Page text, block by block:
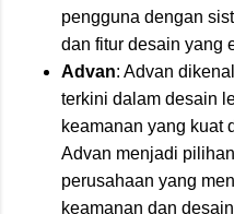
pengguna dengan
dan fitur desain yang
Advan: Advan
terkini dalam desain
keamanan yang kuat
Advan menjadi
perusahaan yang
keamanan dan